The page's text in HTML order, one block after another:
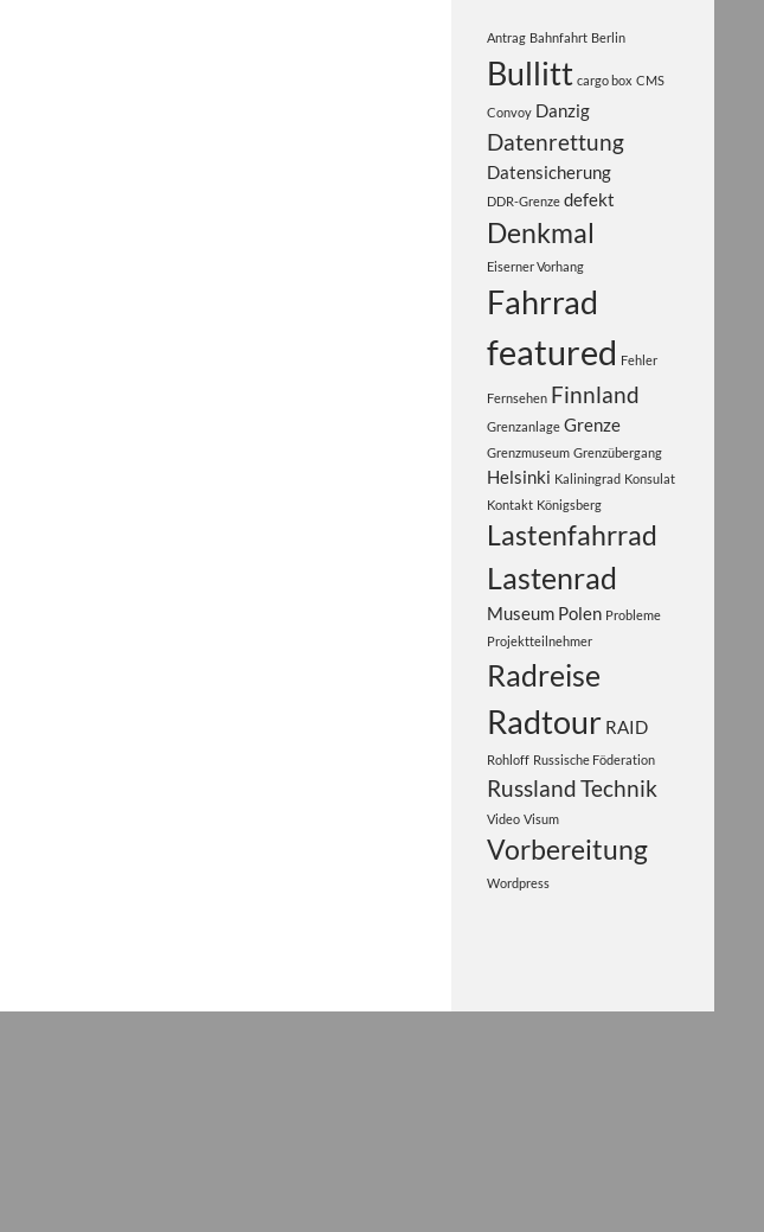
Antrag Bahnfahrt Berlin
Bullitt cargo box CMS
Convoy Danzig
Datenrettung
Datensicherung
DDR-Grenze defekt
Denkmal
Eiserner Vorhang
Fahrrad
featured Fehler
Fernsehen Finnland
Grenzanlage Grenze
Grenzmuseum Grenzübergang
Helsinki Kaliningrad Konsulat
Kontakt Königsberg
Lastenfahrrad
Lastenrad
Museum Polen Probleme
Projektteilnehmer
Radreise
Radtour RAID
Rohloff Russische Föderation
RusslandTechnik
Video Visum
Vorbereitung
Wordpress